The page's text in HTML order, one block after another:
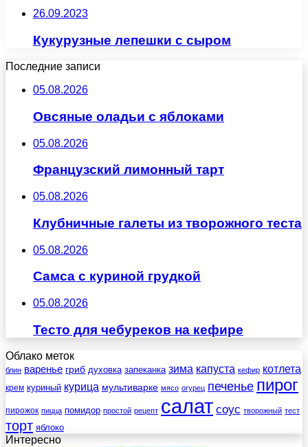
26.09.2023
Кукурузные лепешки с сыром
Последние записи
05.08.2026
Овсяные оладьи с яблоками
05.08.2026
Французский лимонный тарт
05.08.2026
Клубничные галеты из творожного теста
05.08.2026
Самса с куриной грудкой
05.08.2026
Тесто для чебуреков на кефире
Облако меток
блин варенье гриб духовка запеканка зима капуста кефир котлета
крем куриный курица мультиварке мясо огурец печенье пирог
пирожок пицца помидор простой рецепт салат соус творожный тест
торт яблоко
Интересно